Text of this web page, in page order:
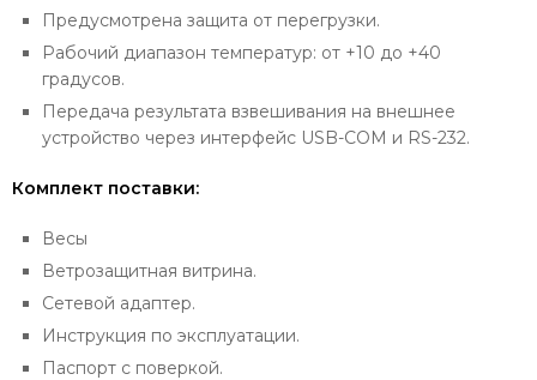
Предусмотрена защита от перегрузки.
Рабочий диапазон температур: от +10 до +40
градусов.
Передача результата взвешивания на внешнее
устройство через интерфейс USB-COM и RS-232.
Комплект поставки:
Весы
Ветрозащитная витрина.
Сетевой адаптер.
Инструкция по эксплуатации.
Паспорт с поверкой.